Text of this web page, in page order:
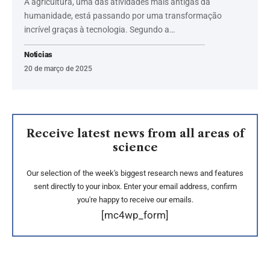
humanidade, está passando por uma transformação
incrível graças à tecnologia. Segundo a…
Noticias
20 de março de 2025
Receive latest news from all areas of
science
Our selection of the week's biggest research news and features
sent directly to your inbox. Enter your email address, confirm
you're happy to receive our emails.
[mc4wp_form]